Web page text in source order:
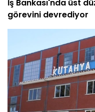
İş Bankası'nda üst
görevini devrediyor